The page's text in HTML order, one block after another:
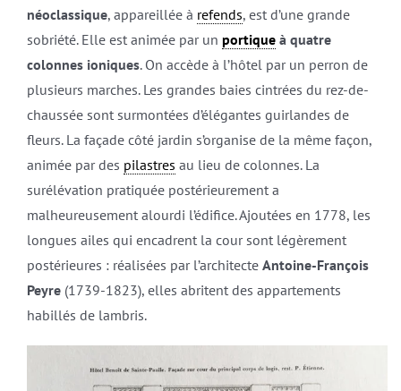
néoclassique, appareillée à refends, est d’une grande
sobriété. Elle est animée par un portique à quatre
colonnes ioniques. On accède à l’hôtel par un perron de
plusieurs marches. Les grandes baies cintrées du rez-de-
chaussée sont surmontées d’élégantes guirlandes de
fleurs. La façade côté jardin s’organise de la même façon,
animée par des pilastres au lieu de colonnes. La
surélévation pratiquée postérieurement a
malheureusement alourdi l’édifice. Ajoutées en 1778, les
longues ailes qui encadrent la cour sont légèrement
postérieures : réalisées par l’architecte Antoine-François
Peyre(1739-1823), elles abritent des appartements
habillés de lambris.